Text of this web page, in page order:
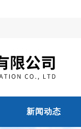
新闻动态